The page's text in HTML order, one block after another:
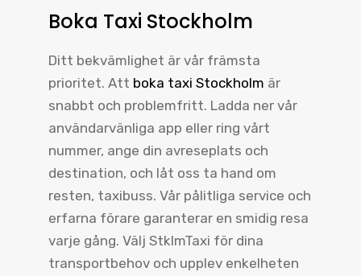
Boka Taxi Stockholm
Ditt bekvämlighet är vår främsta
prioritet. Att boka taxi Stockholm är
snabbt och problemfritt. Ladda ner vår
användarvänliga app eller ring vårt
nummer, ange din avreseplats och
destination, och låt oss ta hand om
resten, taxibuss. Vår pålitliga service och
erfarna förare garanterar en smidig resa
varje gång. Välj StklmTaxi för dina
transportbehov och upplev enkelheten